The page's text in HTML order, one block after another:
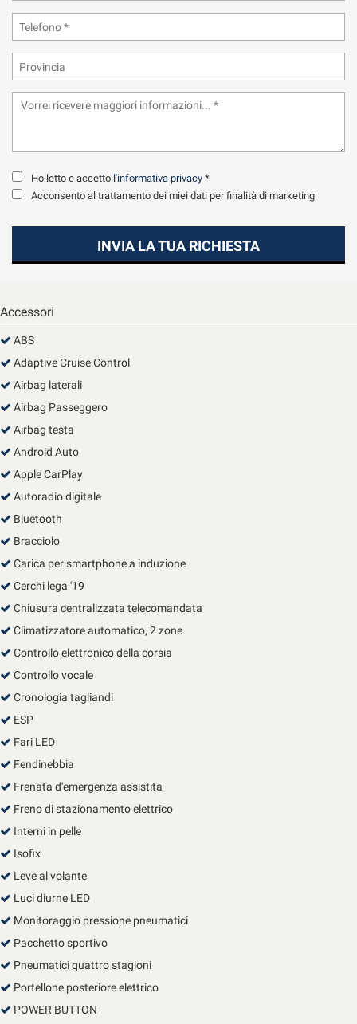
Ho letto e accetto l'informativa privacy *
Acconsento al trattamento dei miei dati per finalità di marketing
INVIA LA TUA RICHIESTA
Accessori
ABS
Adaptive Cruise Control
Airbag laterali
Airbag Passeggero
Airbag testa
Android Auto
Apple CarPlay
Autoradio digitale
Bluetooth
Bracciolo
Carica per smartphone a induzione
Cerchi lega '19
Chiusura centralizzata telecomandata
Climatizzatore automatico, 2 zone
Controllo elettronico della corsia
Controllo vocale
Cronologia tagliandi
ESP
Fari LED
Fendinebbia
Frenata d'emergenza assistita
Freno di stazionamento elettrico
Interni in pelle
Isofix
Leve al volante
Luci diurne LED
Monitoraggio pressione pneumatici
Pacchetto sportivo
Pneumatici quattro stagioni
Portellone posteriore elettrico
POWER BUTTON
Cookie necessari
Cookie delle preferenze
Cookie per il miglioramento dell'esperienza utente
Cookie di marketing
Salva
le